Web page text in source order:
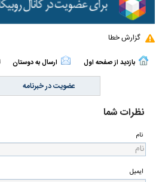
گزارش خطا
بازدید از صفحه اول ارسال به دوستان
عضویت در خبرنامه
نظرات شما
نام
ایمیل